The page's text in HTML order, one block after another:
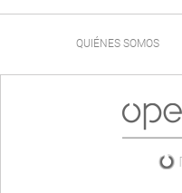
QUIÉNES SOMOS